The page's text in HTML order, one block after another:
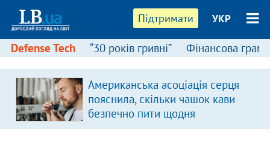
Підтримати УКР
Defense Tech “30 років гривні” Фінансова
Американська асоціація серця
пояснила, скільки чашок кави
безпечно пити щодня